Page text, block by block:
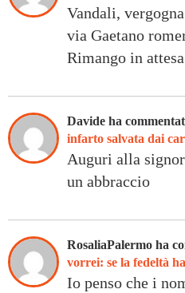
Vandali,
via Gaetano
Rimango in
Davide ha
infarto salvata dai
Auguri alla
un abbraccio
RosaliaPalermo ha
vorrei: se la fedeltà
Io penso che i